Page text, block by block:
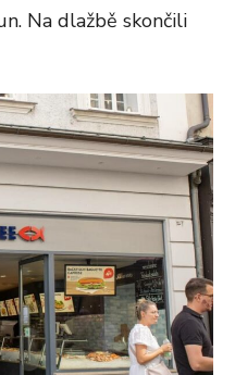
Na dlažbě skončili